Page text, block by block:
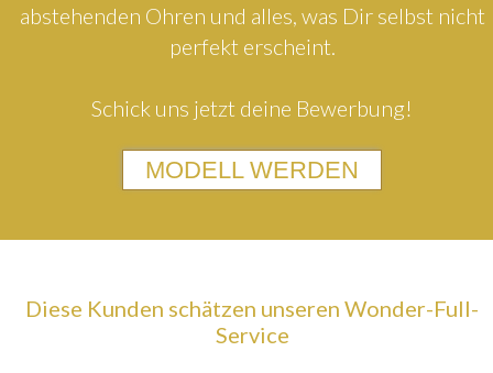
abstehenden Ohren und alles, was Dir selbst nicht
perfekt erscheint.
Schick uns jetzt deine Bewerbung!
MODELL WERDEN
Diese Kunden schätzen unseren Wonder-Full-
Service